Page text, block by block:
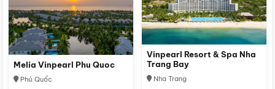
Melia Vinpearl Phu Quoc
Phú Quốc
Vinpearl Resort & Spa Nha
Trang Bay
Nha Trang